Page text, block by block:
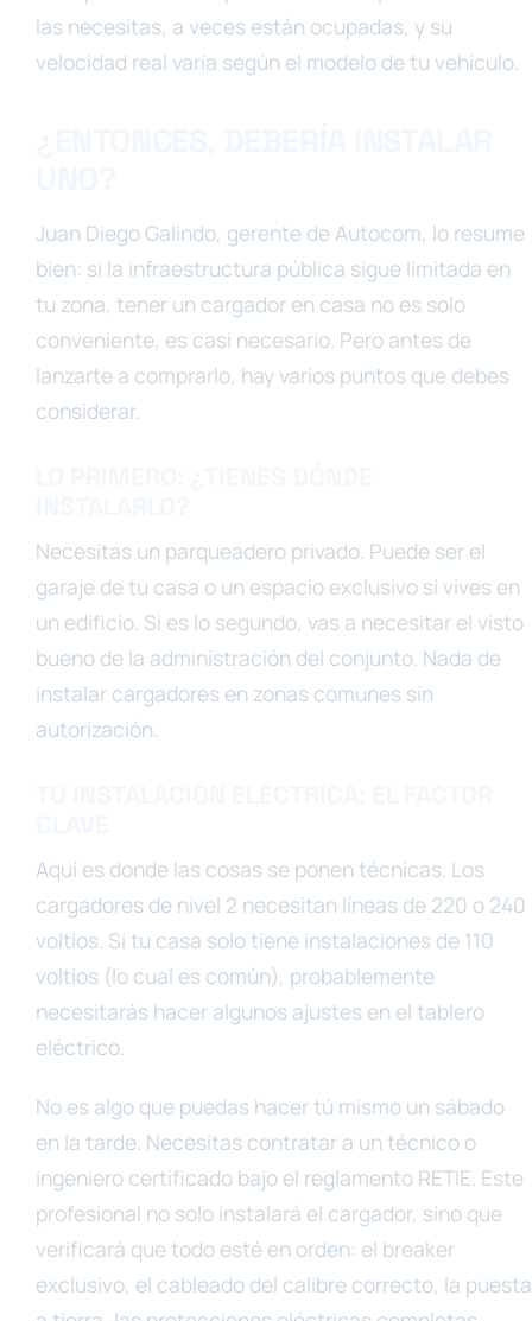
las necesitas, a veces están ocupadas, y su
velocidad real varía según el modelo de tu vehículo.
Juan Diego Galindo, gerente de Autocom, lo resume
bien: si la infraestructura pública sigue limitada en
tu zona, tener un cargador en casa no es solo
conveniente, es casi necesario. Pero antes de
lanzarte a comprarlo, hay varios puntos que debes
considerar.
Necesitas un parqueadero privado. Puede ser el
garaje de tu casa o un espacio exclusivo si vives en
un edificio. Si es lo segundo, vas a necesitar el visto
bueno de la administración del conjunto. Nada de
instalar cargadores en zonas comunes sin
autorización.
Aquí es donde las cosas se ponen técnicas. Los
cargadores de nivel 2 necesitan líneas de 220 o 240
voltios. Si tu casa solo tiene instalaciones de 110
voltios (lo cual es común), probablemente
necesitarás hacer algunos ajustes en el tablero
eléctrico.
No es algo que puedas hacer tú mismo un sábado
en la tarde. Necesitas contratar a un técnico o
ingeniero certificado bajo el reglamento RETIE. Este
profesional no solo instalará el cargador, sino que
verificará que todo esté en orden: el breaker
exclusivo, el cableado del calibre correcto, la puesta